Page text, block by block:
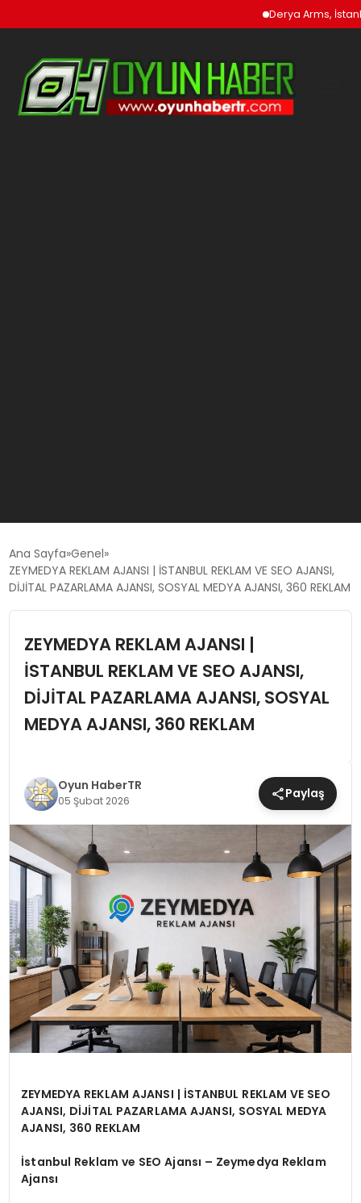
Derya Arms, İstanbul
GÜNCEL
OYUN HABERLERI
EKONOMI
EĞITIM
SAĞLIK
TEKNOLOJI
YAŞAM
Ana Sayfa Genel
ZEYMEDYA REKLAM AJANSI | İSTANBUL REKLAM VE SEO AJANSI,
DİJİTAL PAZARLAMA AJANSI, SOSYAL MEDYA AJANSI, 360 REKLAM
ZEYMEDYA REKLAM AJANSI |
İSTANBUL REKLAM VE SEO AJANSI,
DİJİTAL PAZARLAMA AJANSI, SOSYAL
MEDYA AJANSI, 360 REKLAM
Oyun HaberTR
05 Şubat 2026 Paylaş
ZEYMEDYA REKLAM AJANSI | İSTANBUL REKLAM VE SEO
AJANSI, DİJİTAL PAZARLAMA AJANSI, SOSYAL MEDYA
AJANSI, 360 REKLAM
İstanbul Reklam ve SEO Ajansı – Zeymedya Reklam
Ajansı